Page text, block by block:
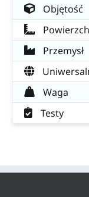
Objętość
Przemysł
Waga
Testy